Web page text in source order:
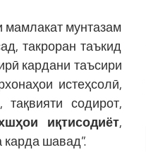
мамлакат мунтазам
такроран таъкид
кардани таъсири
истеҳсолӣ,
содирот,
иқтисодиёт,
шавад”.